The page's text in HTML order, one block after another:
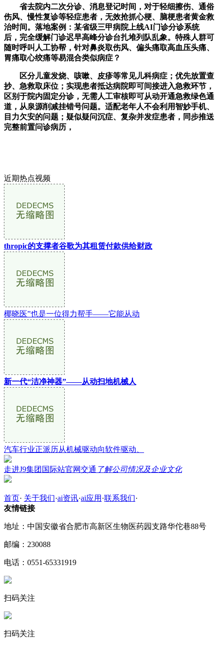
省去院内二次分诊、消息登记时间，对于轻细擦伤、通俗
伤风、慢性复诊等轻症患者，无效抢抓心梗、脑梗患者黄金救
治时间。落地案例：某省级三甲病院上线AI门诊分诊系统
后，完全缓解门诊迟早高峰分诊台扎堆列队乱象。特殊人群可
随时呼叫人工协帮，针对鼻炎取伤风、偏头痛取高血压头痛、
胃痛取心绞痛等易混合类似病症？
区分儿童发烧、咳嗽、皮疹等常见儿科病症；优先放置查
抄、急救取床位；实现患者抵达病院即可间接进入急救环节，
区别于院内固定分诊，无需人工审核即可从动开通急救绿色通
道，从泉源削减挂错号问题。适配老年人不会利用智妙手机、
目力欠安的问题；疑似疑问沉症、复杂并发症患者，同步推送
完整前置问诊病历，
近期热点视频
thropic的支撑者谷歌为其租赁付款供给财政
椰晓医”也是一位得力帮手——它能从动
新一代“洁净神器”——从动扫地机械人
汽车行业正派历从机械驱动向软件驱动、
走进J9集团国际站官网交通 了解公司情况及企业文化
首页· 关于我们·ai资讯·ai应用 ·联系我们·
友情链接
地址：中国安徽省合肥市高新区生物医药园支路华佗巷88号
邮编：230088
电话：0551-65331919
扫码关注
扫码关注